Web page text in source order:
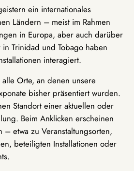
ein internationales
Ländern – meist im Rahmen
in Europa, aber auch darüber
Trinidad und Tobago haben
interagiert.
Orte, an denen unsere
bisher präsentiert wurden.
Standort einer aktuellen oder
Beim Anklicken erscheinen
– etwa zu Veranstaltungsorten,
beteiligten Installationen oder